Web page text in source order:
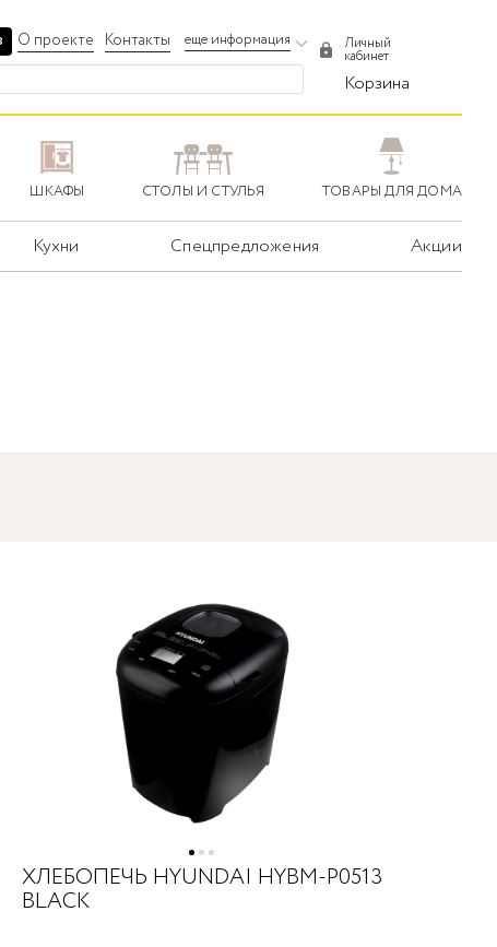
О проекте Контакты еще информация Личный
кабинет
Корзина
ШКАФЫ СТОЛЫ И СТУЛЬЯ ТОВАРЫ ДЛЯ ДОМА
Кухни Спецпредложения Акции
ХЛЕБОПЕЧЬ HYUNDAI HYBM-P0513
BLACK